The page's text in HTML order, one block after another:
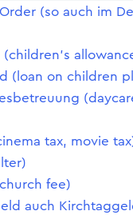
(so auch im
(loan on children
tax, movie
fee)
auch